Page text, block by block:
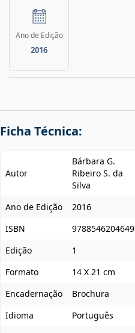
Ano de Edição
2016
Ficha Técnica:
Autor
Bárbara G.
Ribeiro S. da
Silva
Ano de Edição
2016
ISBN
9788546204649
Edição
1
Formato
14 X 21 cm
Encadernação
Brochura
Idioma
Português